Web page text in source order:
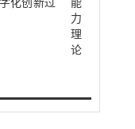
化创新过
能
力
理
论